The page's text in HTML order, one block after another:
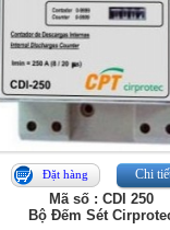
Đặt hàng Chi
Mã số : CDI 250
Bộ Đếm Sét